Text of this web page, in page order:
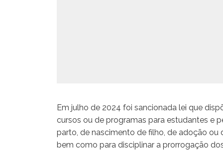
Em julho de 2024 foi sancionada lei que
cursos ou de programas para estudantes e
parto, de nascimento de filho, de adoção
bem como para disciplinar a prorrogação